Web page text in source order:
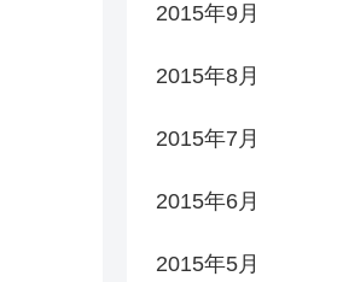
2015年9月
2015年8月
2015年7月
2015年6月
2015年5月